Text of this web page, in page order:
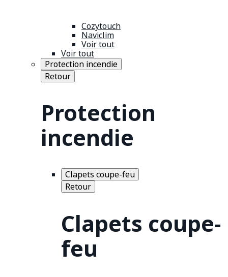
Cozytouch
Naviclim
Voir tout
Voir tout
Protection incendie
Retour
Protection
incendie
Clapets coupe-feu
Retour
Clapets coupe-
feu